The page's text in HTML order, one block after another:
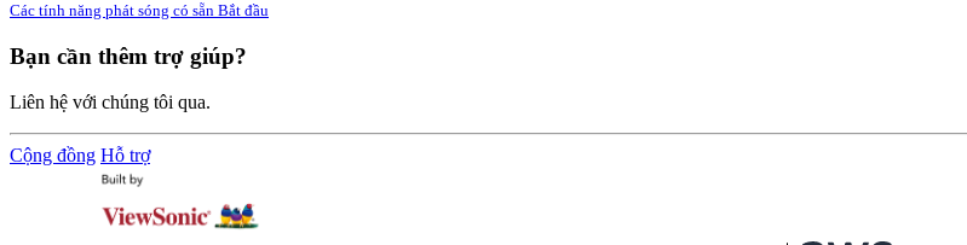
Các tính năng phát sóng có sẵn Bắt đầu
Bạn cần thêm trợ giúp?
Liên hệ với chúng tôi qua.
Cộng đồng Hỗ trợ